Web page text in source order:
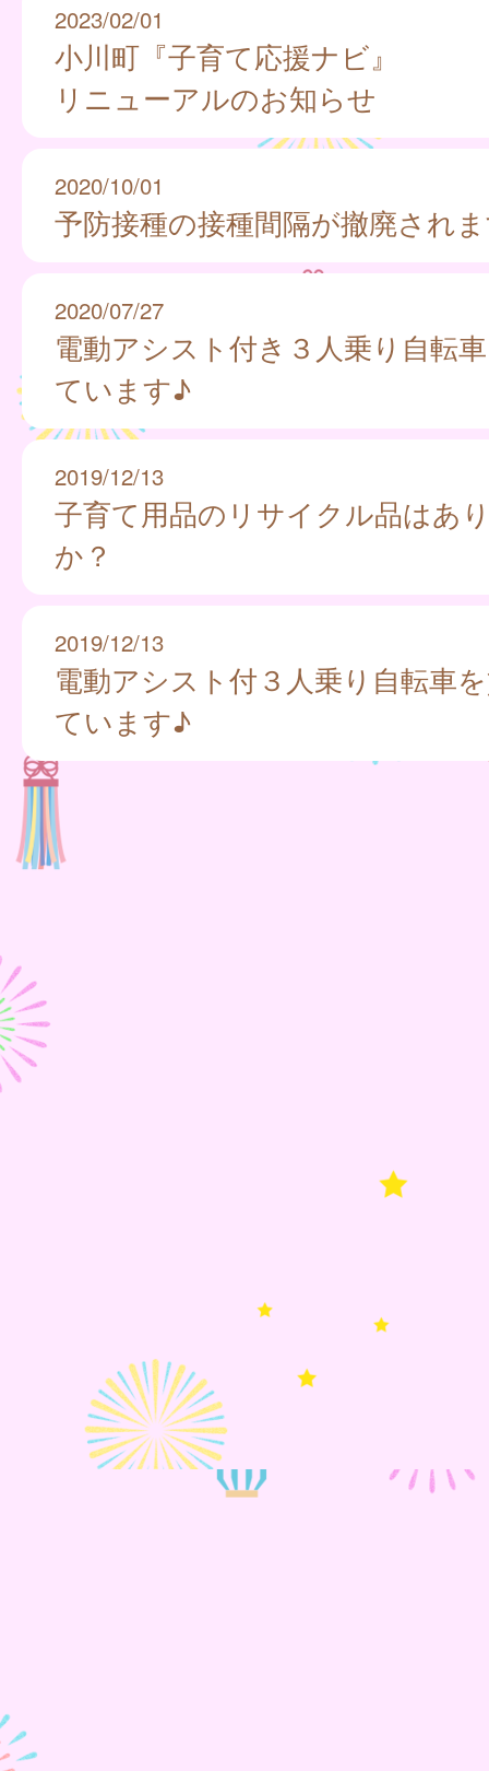
2023/02/01
小川町『子育て応援ナビ』
リニューアルのお知らせ
2020/10/01
予防接種の接種間隔が撤廃され
2020/07/27
電動アシスト付き３人乗り自転
ています♪
2019/12/13
子育て用品のリサイクル品はあ
か？
2019/12/13
電動アシスト付３人乗り自転車
ています♪